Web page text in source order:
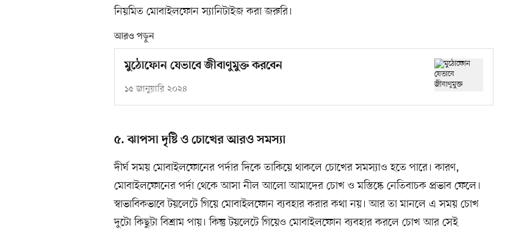
নিয়মিত মোবাইলফোন স্যানিটাইজ করা জরুরি।
আরও পড়ুন
মুঠোফোন যেভাবে জীবাণুমুক্ত করবেন
১৫ জানুয়ারি ২০২৪
৫. ঝাপসা দৃষ্টি ও চোখের আরও সমস্যা
দীর্ঘ সময় মোবাইলফোনের পর্দার দিকে তাকিয়ে থাকলে চোখের সমস্যাও হতে পারে। কারণ,
মোবাইলফোনের পর্দা থেকে আসা নীল আলো আমাদের চোখ ও মস্তিষ্কে নেতিবাচক প্রভাব ফেলে।
স্বাভাবিকভাবে টয়লেটে গিয়ে মোবাইলফোন ব্যবহার করার কথা নয়। আর তা মানলে এ সময় চোখ
দুটো কিছুটা বিশ্রাম পায়। কিন্তু টয়লেটে গিয়েও মোবাইলফোন ব্যবহার করলে চোখ আর সেই